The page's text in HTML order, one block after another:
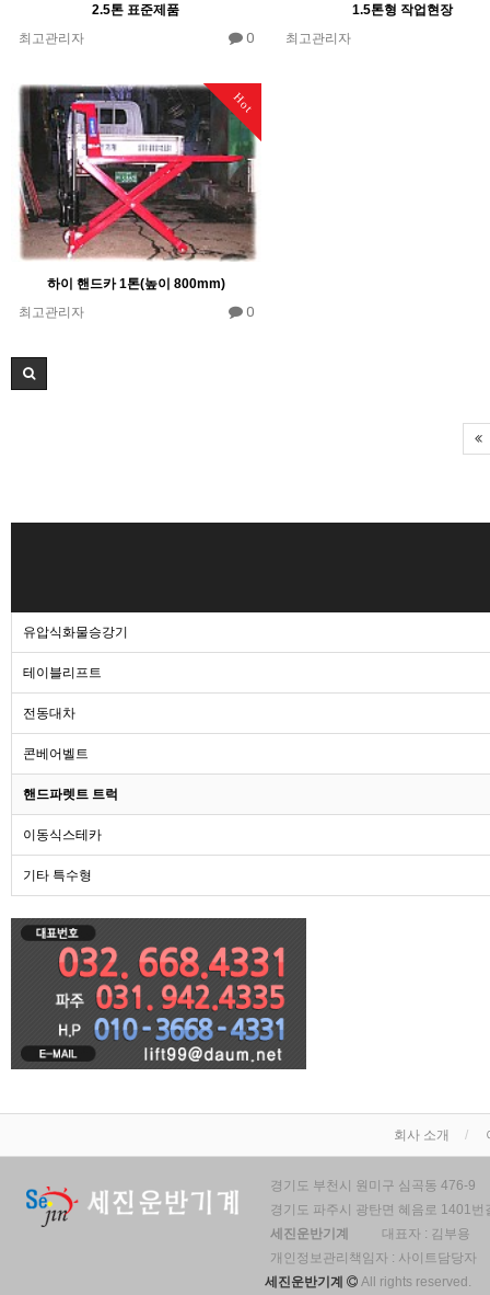
2.5톤 표준제품
최고관리자
0
1.5톤형 작업현장
최고관리자
Hot
하이 핸드카 1톤(높이 800mm)
최고관리자
0
유압식화물승강기
테이블리프트
전동대차
콘베어벨트
핸드파렛트 트럭
이동식스테카
기타 특수형
회사 소개
경기도 부천시 원미구 심곡동 476-9
경기도 파주시 광탄면 혜음로 1401번
세진운반기계
대표자 : 김부용
개인정보관리책임자 : 사이트담당자
세진운반기계
All rights reserved.